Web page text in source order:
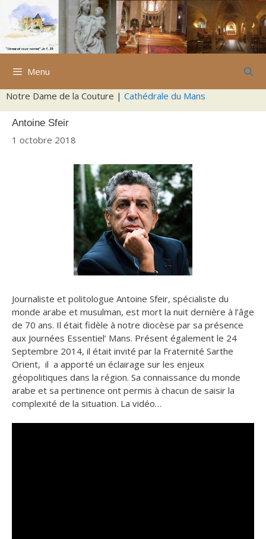
Aller
contenu
Menu
Notre Dame de la Couture | Cathédrale du Mans
Antoine Sfeir
1 octobre 2018
Journaliste et politologue Antoine Sfeir, spécialiste du
monde arabe et musulman, est mort la nuit dernière à l’âge
de 70 ans. Il était fidèle à notre diocèse par sa présence
aux Journées Essentiel’ Mans. Présent également le 24
Septembre 2014, il était invité par la Fraternité Sarthe
Orient, il a apporté un éclairage sur les enjeux
géopolitiques dans la région. Sa connaissance du monde
arabe et sa pertinence ont permis à chacun de saisir la
complexité de la situation. La vidéo…